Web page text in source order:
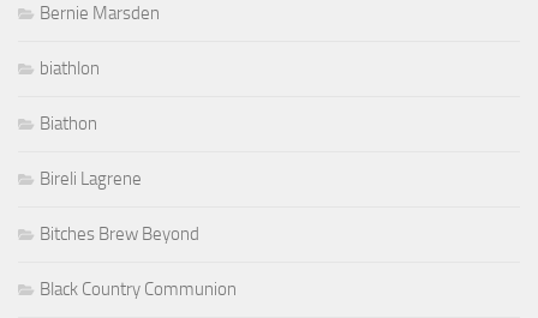
Bernie Marsden
biathlon
Biathon
Bireli Lagrene
Bitches Brew Beyond
Black Country Communion